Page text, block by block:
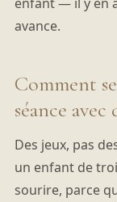
enfant — il y en
avance.
Comment
séance
Des jeux, pas
un enfant de
sourire, parce